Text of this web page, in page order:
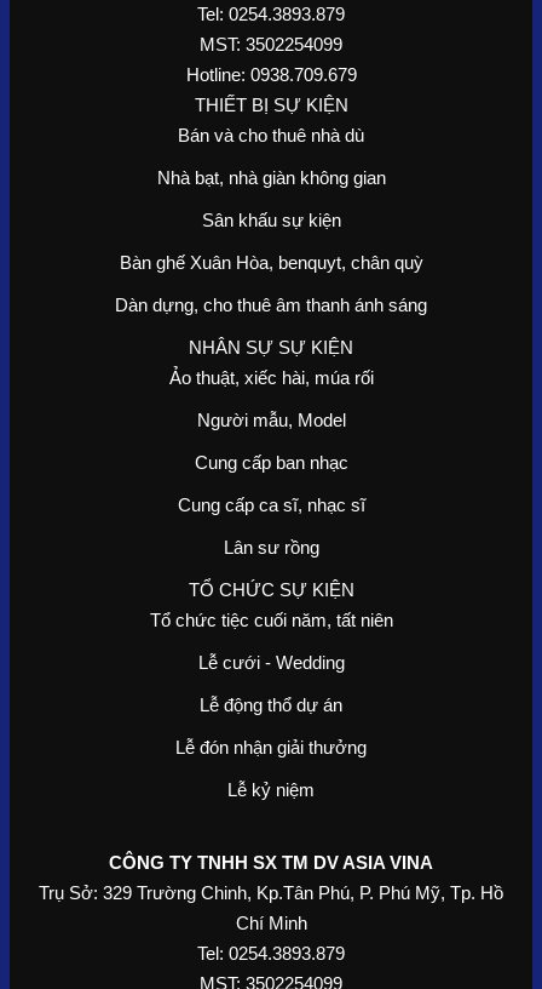
Tel: 0254.3893.879
MST: 3502254099
Hotline: 0938.709.679
THIẾT BỊ SỰ KIỆN
Bán và cho thuê nhà dù
Nhà bạt, nhà giàn không gian
Sân khấu sự kiện
Bàn ghế Xuân Hòa, benquyt, chân quỳ
Dàn dựng, cho thuê âm thanh ánh sáng
NHÂN SỰ SỰ KIỆN
Ảo thuật, xiếc hài, múa rối
Người mẫu, Model
Cung cấp ban nhạc
Cung cấp ca sĩ, nhạc sĩ
Lân sư rồng
TỔ CHỨC SỰ KIỆN
Tổ chức tiệc cuối năm, tất niên
Lễ cưới - Wedding
Lễ động thổ dự án
Lễ đón nhận giải thưởng
Lễ kỷ niệm
CÔNG TY TNHH SX TM DV ASIA VINA
Trụ Sở: 329 Trường Chinh, Kp.Tân Phú, P. Phú Mỹ, Tp. Hồ
Chí Minh
Tel: 0254.3893.879
MST: 3502254099